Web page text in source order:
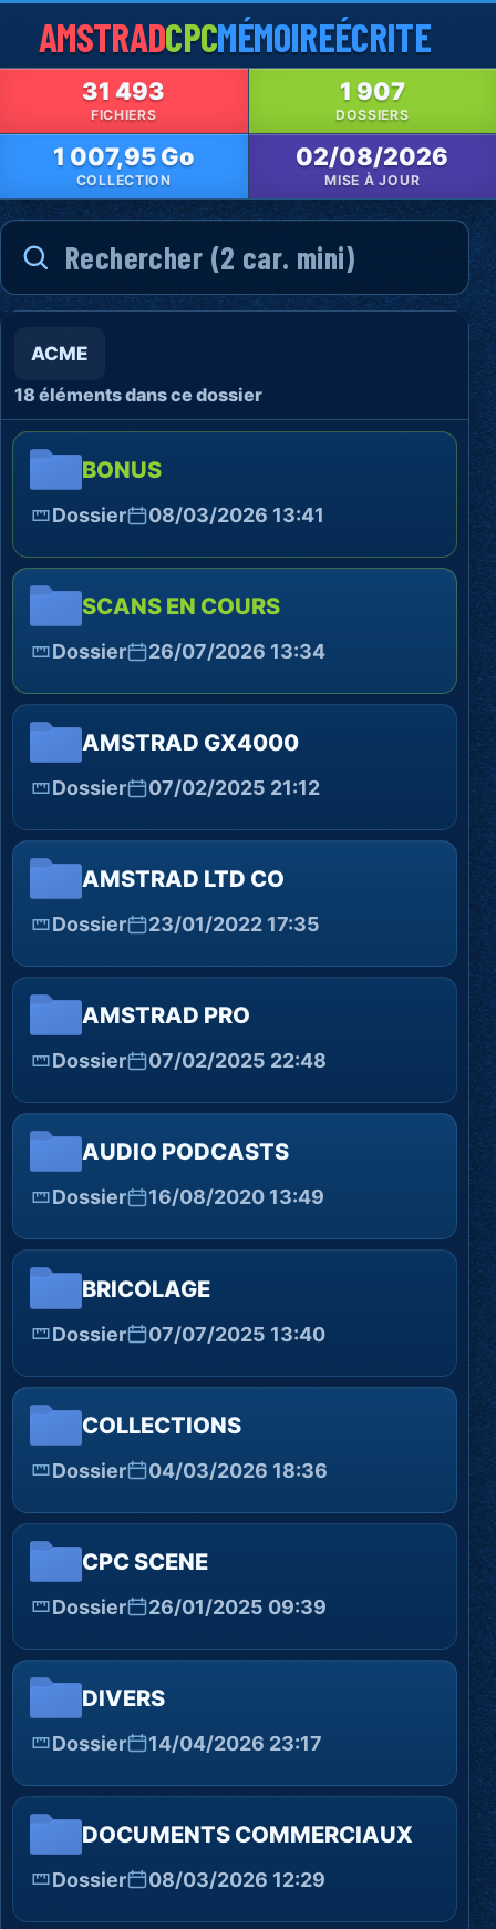
AMSTRADCPCMÉMOIREÉCRITE
31 493
FICHIERS
1 907
DOSSIERS
1 007,95 Go
COLLECTION
02/08/2026
MISE À JOUR
ACME
18 éléments dans ce dossier
BONUS
Dossier 08/03/2026 13:41
SCANS EN COURS
Dossier 26/07/2026 13:34
AMSTRAD GX4000
Dossier 07/02/2025 21:12
AMSTRAD LTD CO
Dossier 23/01/2022 17:35
AMSTRAD PRO
Dossier 07/02/2025 22:48
AUDIO PODCASTS
Dossier 16/08/2020 13:49
BRICOLAGE
Dossier 07/07/2025 13:40
COLLECTIONS
Dossier 04/03/2026 18:36
CPC SCENE
Dossier 26/01/2025 09:39
DIVERS
Dossier 14/04/2026 23:17
DOCUMENTS COMMERCIAUX
Dossier 08/03/2026 12:29